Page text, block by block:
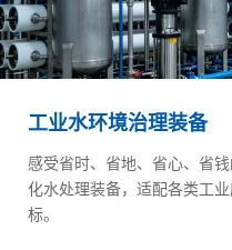
工业水环境治理装备
感受省时、省地、省心、省
化水处理装备，适配各类工
标。